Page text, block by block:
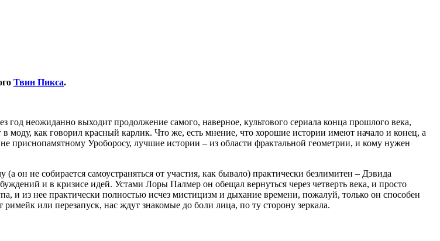
Твин Пикса.
неожиданно выходит продолжение самого, наверное, культового сериала конца прошлого века,
моду, как говорил красный карлик. Что же, есть мнение, что хорошие истории имеют начало и конец, а
приснопамятному Уроборосу, лучшие истории – из области фрактальной геометрии, и кому нужен
он не собирается самоустраняться от участия, как бывало) практически безлимитен – Дэвида
и в кризисе идей. Устами Лоры Палмер он обещал вернуться через четверть века, и просто
и из нее практически полностью исчез мистицизм и дыхание времени, пожалуй, только он способен
или перезапуск, нас ждут знакомые до боли лица, по ту сторону зеркала.